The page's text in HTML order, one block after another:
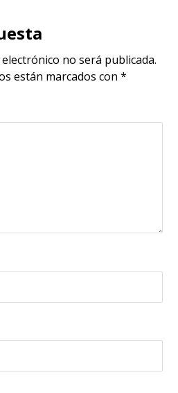
no será publicada.
están marcados con*